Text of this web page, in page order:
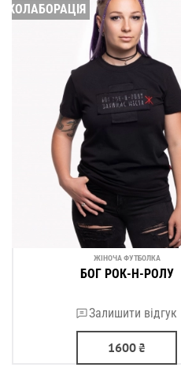
КОЛАБОРАЦІЯ
ЖІНОЧА ФУТБОЛКА
БОГ РОК-Н-РОЛУ
Залишити відгук
1600₴